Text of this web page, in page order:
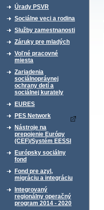
Úrady PSVR
Sociálne veci a rodina
Služby zamestnanosti
Záruky pre mladých
Voľné pracovné
miesta
Zariadenia
sociálnoprávnej
ochrany detí a
sociálnej kurately
EURES
PES Network
Nástroje na
prepojenie Európy
(CEF)/Systém EESSI
Európsky sociálny
fond
Fond pre azyl,
migráciu a integráciu
Integrovaný
regionálny operačný
program 2014 - 2020